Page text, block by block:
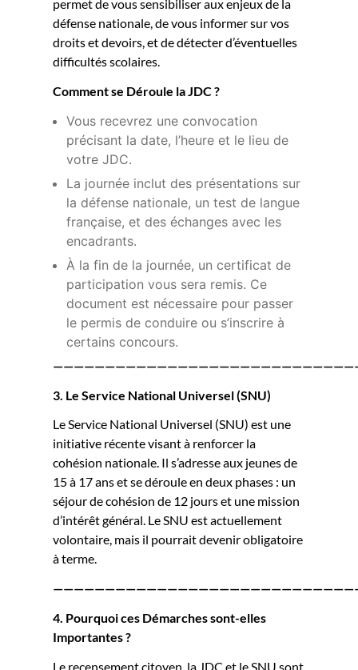
permet de vous sensibiliser aux enjeux de la
défense nationale, de vous informer sur vos
droits et devoirs, et de détecter d’éventuelles
difficultés scolaires.
Comment se Déroule la JDC ?
Vous recevrez une convocation
précisant la date, l’heure et le lieu de
votre JDC.
La journée inclut des présentations sur
la défense nationale, un test de langue
française, et des échanges avec les
encadrants.
À la fin de la journée, un certificat de
participation vous sera remis. Ce
document est nécessaire pour passer
le permis de conduire ou s’inscrire à
certains concours.
3. Le Service National Universel (SNU)
Le Service National Universel (SNU) est une
initiative récente visant à renforcer la
cohésion nationale. Il s’adresse aux jeunes de
15 à 17 ans et se déroule en deux phases : un
séjour de cohésion de 12 jours et une mission
d’intérêt général. Le SNU est actuellement
volontaire, mais il pourrait devenir obligatoire
à terme.
4. Pourquoi ces Démarches sont-elles
Importantes ?
Le recensement citoyen, la JDC et le SNU sont